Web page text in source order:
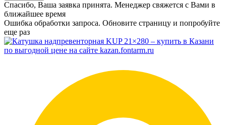
Спасибо, Ваша заявка принята. Менеджер свяжется с Вами в
ближайшее время
Ошибка обработки запроса. Обновите страницу и попробуйте
еще раз